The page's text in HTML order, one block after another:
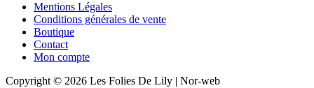
Mentions Légales
Conditions générales de vente
Boutique
Contact
Mon compte
Copyright © 2026 Les Folies De Lily | Nor-web